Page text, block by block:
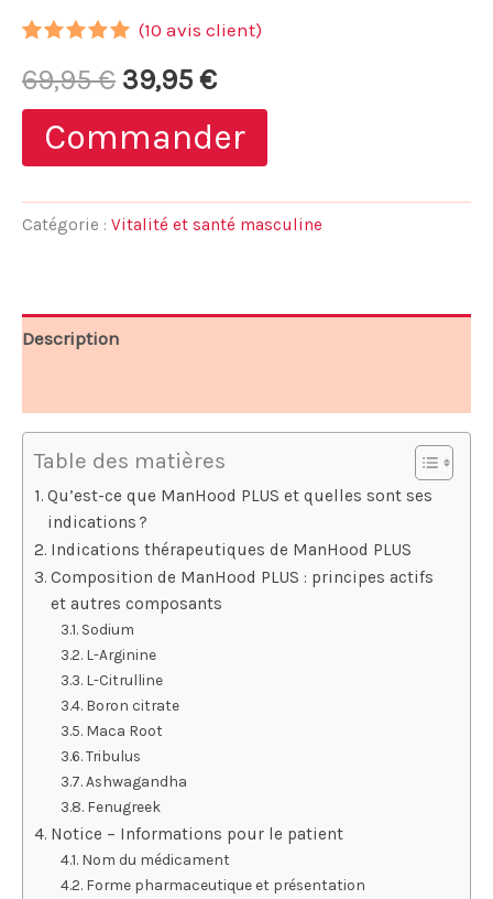
sur 5
basé sur
notations
client
(10 avis client)
69,95€ Le
prix
initial
était :
39,95 €Le
prix
actuel
est :
Commander
Catégorie : Vitalité et santé masculine
Description
Table des matières
Qu’est-ce que ManHood PLUS et quelles sont ses
indications ?
Indications thérapeutiques de ManHood PLUS
Composition de ManHood PLUS : principes actifs
et autres composants
Sodium
L-Arginine
L-Citrulline
Boron citrate
Maca Root
Tribulus
Ashwagandha
Fenugreek
Notice – Informations pour le patient
Nom du médicament
Forme pharmaceutique et présentation